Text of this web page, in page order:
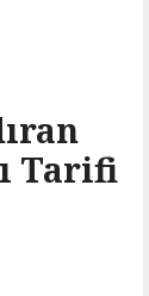
Tarifi